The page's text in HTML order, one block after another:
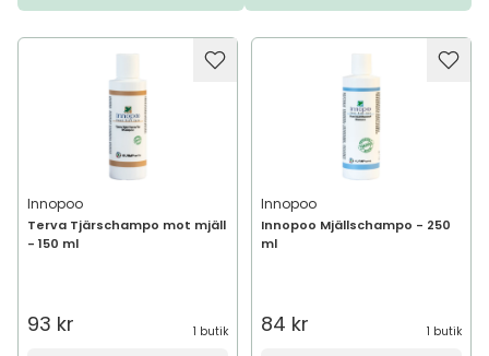
Innopoo
Terva Tjärschampo mot mjäll
- 150 ml
93 kr 1 butik
Innopoo
Innopoo Mjällschampo - 250
ml
84 kr 1 butik